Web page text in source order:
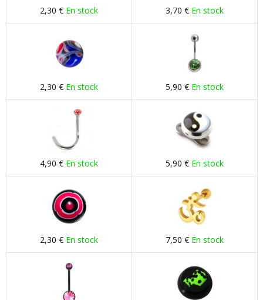
2,30 € En stock 3,70 € En stock
2,30 € En stock 5,90 € En stock
4,90 € En stock 5,90 € En stock
2,30 € En stock 7,50 € En stock